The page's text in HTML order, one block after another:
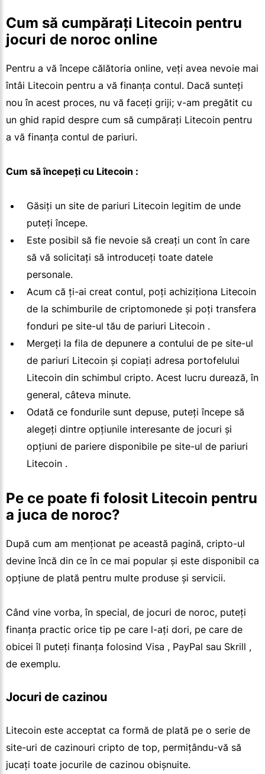
Cum să cumpărați Litecoin pentru
jocuri de noroc online
Pentru a vă începe călătoria online, veți avea nevoie mai
întâi Litecoin pentru a vă finanța contul. Dacă sunteți
nou în acest proces, nu vă faceți griji; v-am pregătit cu
un ghid rapid despre cum să cumpărați Litecoin pentru
a vă finanța contul de pariuri.
Cum să începeți cu Litecoin :
Găsiți un site de pariuri Litecoin legitim de unde
puteți începe.
Este posibil să fie nevoie să creați un cont în care
să vă solicitați să introduceți toate datele
personale.
Acum că ți-ai creat contul, poți achiziționa Litecoin
de la schimburile de criptomonede și poți transfera
fonduri pe site-ul tău de pariuri Litecoin .
Mergeți la fila de depunere a contului de pe site-ul
de pariuri Litecoin și copiați adresa portofelului
Litecoin din schimbul cripto. Acest lucru durează, în
general, câteva minute.
Odată ce fondurile sunt depuse, puteți începe să
alegeți dintre opțiunile interesante de jocuri și
opțiuni de pariere disponibile pe site-ul de pariuri
Litecoin .
Pe ce poate fi folosit Litecoin pentru
a juca de noroc?
După cum am menționat pe această pagină, cripto-ul
devine încă din ce în ce mai popular și este disponibil ca
opțiune de plată pentru multe produse și servicii.
Când vine vorba, în special, de jocuri de noroc, puteți
finanța practic orice tip pe care l-ați dori, pe care de
obicei îl puteți finanța folosind Visa , PayPal sau Skrill ,
de exemplu.
Jocuri de cazinou
Litecoin este acceptat ca formă de plată pe o serie de
site-uri de cazinouri cripto de top, permițându-vă să
jucați toate jocurile de cazinou obișnuite.